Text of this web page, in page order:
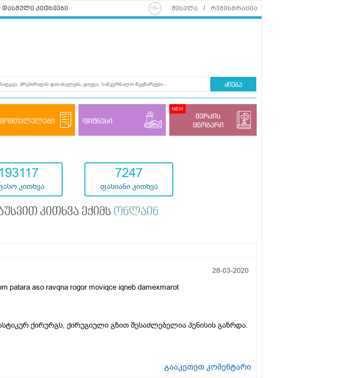
დასმული კითხვები შესვლა რეგისტრაცია
ძიება
ფიტნესი
მერკის
ცნობარი
კითხვა
7247
ფასიანი კითხვა
კითხვა ექიმს ონლაინ
28-03-2020
patara aso ravqna rogor moviqce iqneb damexmarot
ქირურგს, ქირუგიული გზით შესაძლებელია პენისის გაზრდა.
გააკეთეთ კომენტარი